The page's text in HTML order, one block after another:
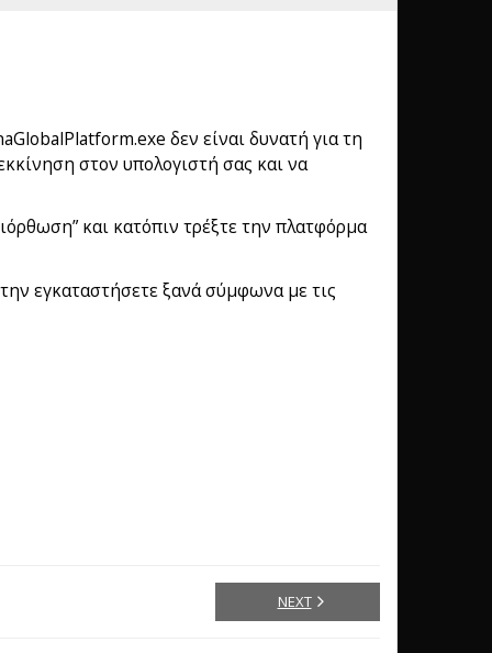
δεν είναι δυνατή για τη
στον υπολογιστή σας και να
και κατόπιν τρέξτε την πλατφόρμα
εγκαταστήσετε ξανά σύμφωνα με τις
NEXT